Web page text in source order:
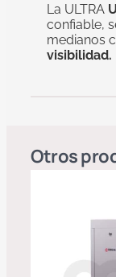
La ULTRA
confiable,
medianos
visibilidad.
Otros